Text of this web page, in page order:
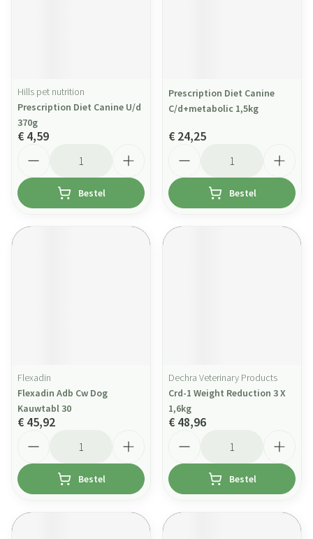
Hills pet nutrition
Prescription Diet Canine U/d
370g
€ 4,59
Bestel
Prescription Diet Canine
C/d+metabolic 1,5kg
€ 24,25
Bestel
Flexadin
Flexadin Adb Cw Dog
Kauwtabl 30
€ 45,92
Bestel
Dechra Veterinary Products
Crd-1 Weight Reduction 3 X
1,6kg
€ 48,96
Bestel